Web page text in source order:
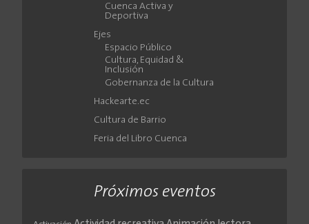
Cuenca Activa y
Deportiva
Ejes
Espacio Público
Cultura, Equidad &
Inclusión
Gobernanza de la Cultura
Hackearte.ec
Cultura de Barrio
Feria del Libro Cuenca
Próximos eventos